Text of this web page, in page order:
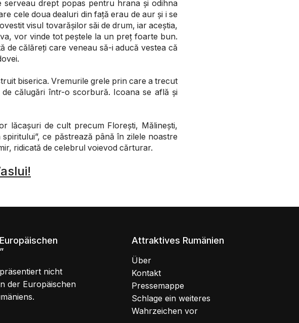
drept popas pentru hrana și odihna
cele doua dealuri din față erau de aur și i se
visul tovarășilor săi de drum, iar aceștia,
vor vinde tot peștele la un preț foarte bun.
de călăreți care veneau să-i aducă vestea că
biserica. Vremurile grele prin care a trecut
călugări într-o scorbură. Icoana se află și
lăcașuri de cult precum Florești, Mălinești,
ce păstrează până în zilele noastre
ridicată de celebrul voievod cărturar.
nicht
der Europäischen
Attraktives Rumänien
Über
Kontakt
Pressemappe
Schlage ein weiteres
Wahrzeichen vor